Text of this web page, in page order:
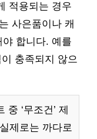
적용되는 경우
사은품이나 캐
합니다. 예를
충족되지 않으
중 ‘무조건’ 제
제로는 까다로